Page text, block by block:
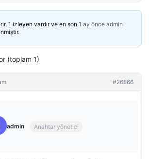
1 izleyen vardır ve en son 1 ay önce admin
(toplam 1)
#26866
admin Anahtar yönetici